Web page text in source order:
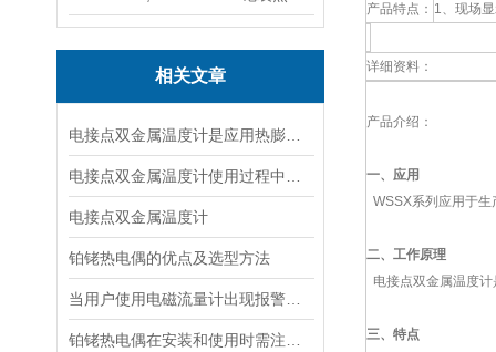
相关文章
电接点双金属温度计
铂铑热电偶的优点及选型方法
产品特点： 1、现场
详细资料：
产品介绍：
一、 应用
WSSX系列 应用于
二、 工作原理
电接点双金属温度
三、 特点